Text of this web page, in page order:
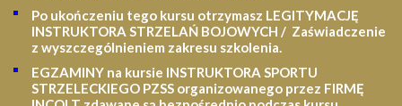
Po ukończeniu tego kursu otrzymasz LEGITYMACJĘ
INSTRUKTORA STRZELAŃ BOJOWYCH / Zaświadczenie
z wyszczególnieniem zakresu szkolenia.
EGZAMINY na kursie INSTRUKTORA SPORTU
STRZELECKIEGO PZSS organizowanego przez FIRMĘ